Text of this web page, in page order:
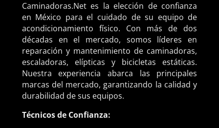
Caminadoras.Net es la elección de confianza
en México para el cuidado de su equipo de
acondicionamiento físico. Con más de dos
décadas en el mercado, somos líderes en
reparación y mantenimiento de caminadoras,
escaladoras, elípticas y bicicletas estáticas.
Nuestra experiencia abarca las principales
marcas del mercado, garantizando la calidad y
durabilidad de sus equipos.
Técnicos de Confianza: